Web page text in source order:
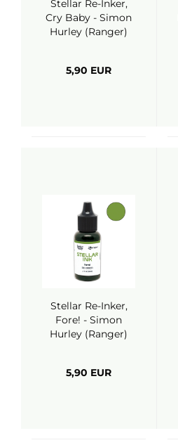
Stellar Re-Inker,
Cry Baby - Simon
Hurley (Ranger)
5,90 EUR
Stellar Re-Inker,
Fore! - Simon
Hurley (Ranger)
5,90 EUR